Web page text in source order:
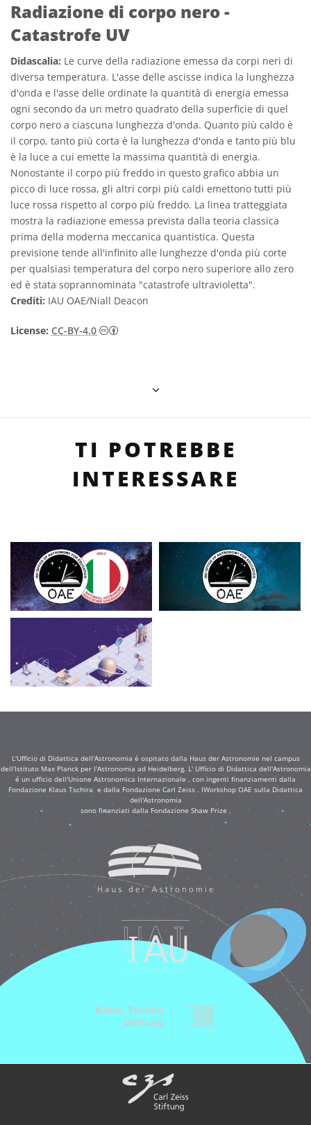
Radiazione di corpo nero -
Catastrofe UV
Didascalia: Le curve della radiazione emessa da corpi neri di
diversa temperatura. L'asse delle ascisse indica la lunghezza
d'onda e l'asse delle ordinate la quantità di energia emessa
ogni secondo da un metro quadrato della superficie di quel
corpo nero a ciascuna lunghezza d'onda. Quanto più caldo è
il corpo, tanto più corta è la lunghezza d'onda e tanto più blu
è la luce a cui emette la massima quantità di energia.
Nonostante il corpo più freddo in questo grafico abbia un
picco di luce rossa, gli altri corpi più caldi emettono tutti più
luce rossa rispetto al corpo più freddo. La linea tratteggiata
mostra la radiazione emessa prevista dalla teoria classica
prima della moderna meccanica quantistica. Questa
previsione tende all'infinito alle lunghezze d'onda più corte
per qualsiasi temperatura del corpo nero superiore allo zero
ed è stata soprannominata "catastrofe ultravioletta".
Crediti: IAU OAE/Niall Deacon
License: CC-BY-4.0 Creative Commons Attribuzione 4.0
TI POTREBBE
INTERESSARE
L'Ufficio di Didattica dell'Astronomia é ospitato dalla Haus der Astronomie nel campus
dell'Istituto Max Planck per l'Astronomia ad Heidelberg. L' Ufficio di Didattica dell'Astronomia
é un ufficio dell'Unione Astronomica Internazionale , con ingenti finanziamenti dalla
Fondazione Klaus Tschira e dalla Fondazione Carl Zeiss . IWorkshop OAE sulla Didattica
dell'Astronomia
sono finanziati dalla Fondazione Shaw Prize .